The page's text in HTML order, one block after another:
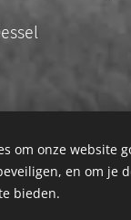
om onze website
en om je
bieden.